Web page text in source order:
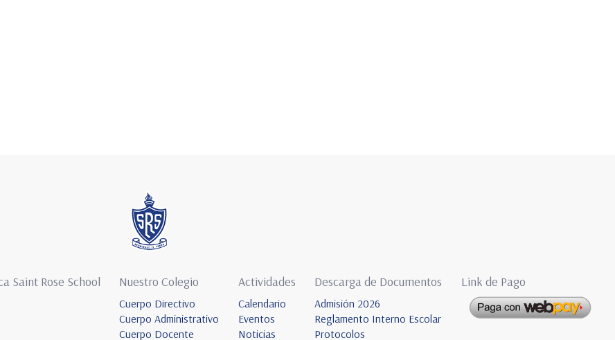
Saint Rose School Nuestro Colegio
Cuerpo Directivo
Cuerpo Administrativo
Cuerpo Docente
Actividades
Calendario
Eventos
Noticias
Descarga de Documentos
Admisión 2026
Reglamento Interno Escolar
Protocolos
Link de Pago